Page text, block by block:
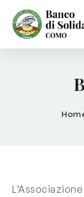
L’Associazione